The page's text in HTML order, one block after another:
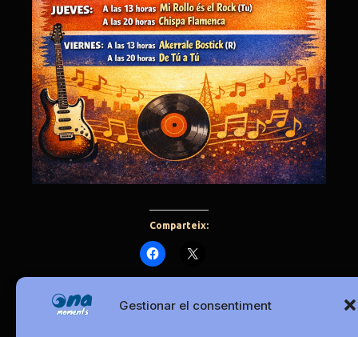
Gestionar el consentiment
Comparteix: